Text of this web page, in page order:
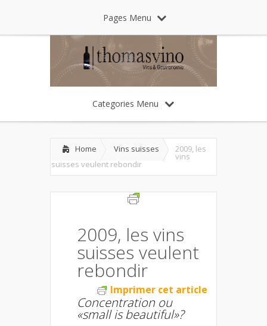
Pages Menu
Categories Menu
Home Vins suisses 2009, les
vins
suisses veulent rebondir
2009, les vins
suisses veulent
rebondir
Imprimer cet article
Concentration ou
«small is beautiful»?